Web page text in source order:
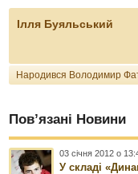
Ілля Буяльський
Народився Володимир
Пов’язані Новини
03 січня 2012 о
У складі